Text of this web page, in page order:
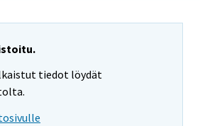
tiedot löydät